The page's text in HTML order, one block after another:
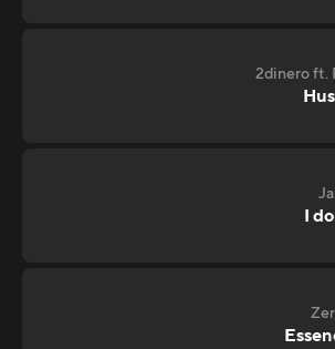
2dinero ft.
I